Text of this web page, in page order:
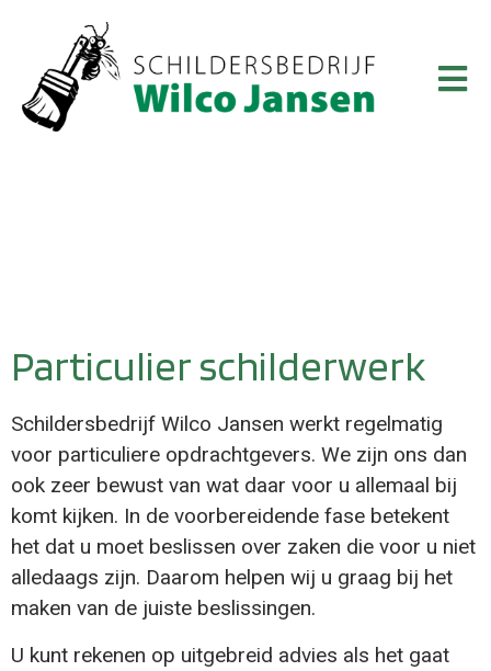
Particulier schilderwerk
Schildersbedrijf Wilco Jansen werkt regelmatig
voor particuliere opdrachtgevers. We zijn ons dan
ook zeer bewust van wat daar voor u allemaal bij
komt kijken. In de voorbereidende fase betekent
het dat u moet beslissen over zaken die voor u niet
alledaags zijn. Daarom helpen wij u graag bij het
maken van de juiste beslissingen.
U kunt rekenen op uitgebreid advies als het gaat